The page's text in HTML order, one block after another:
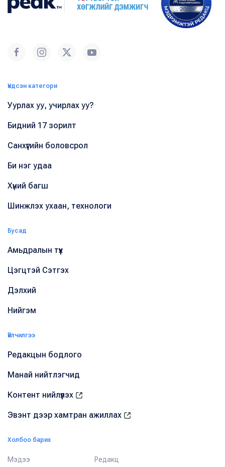
Үндсэн категори
Уурлах уу, учирлах уу?
Бидний 17 зорилт
Санхүүгийн боловсрол
Би нэг удаа
Хүний багш
Шинжлэх ухаан, технологи
Бусад
Амьдралын түүх
Цэгцтэй Сэтгэх
Дэлхий
Нийгэм
Үйлчилгээ
Редакцын бодлого
Манай нийтлэгчид
Контент нийлүүлэх
Эвэнт дээр хамтран ажиллах
Холбоо барих
Мэдээ
Редакц